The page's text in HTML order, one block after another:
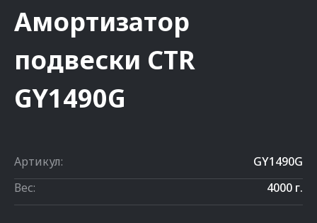
Амортизатор
подвески CTR
GY1490G
Артикул:
GY1490G
Вес:
4000 г.